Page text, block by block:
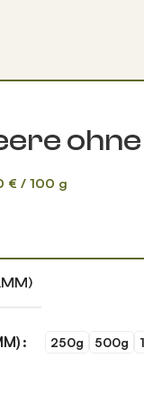
€ / 100 g
250g 500g